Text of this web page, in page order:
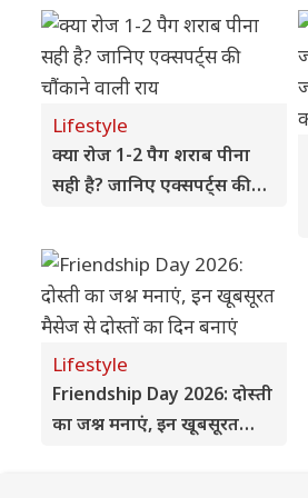
Lifestyle
क्या रोज 1-2 पैग शराब पीना
सही है? जानिए एक्सपर्ट्स की
Lifestyle
Friendship Day 2026: दोस्ती
का जश्न मनाएं, इन खूबसूरत